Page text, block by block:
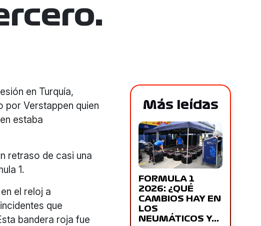
en Turquía,
por Verstappen quien
estaba
retraso de casi una
1.
el reloj a
que
bandera roja fue
Más leídas
FORMULA 1
2026: ¿QUÉ
CAMBIOS HAY EN
LOS
NEUMÁTICOS Y…